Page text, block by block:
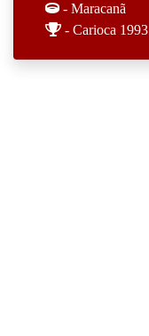
- Maracanã
- Carioca 1993